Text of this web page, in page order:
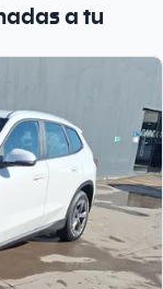
a tu